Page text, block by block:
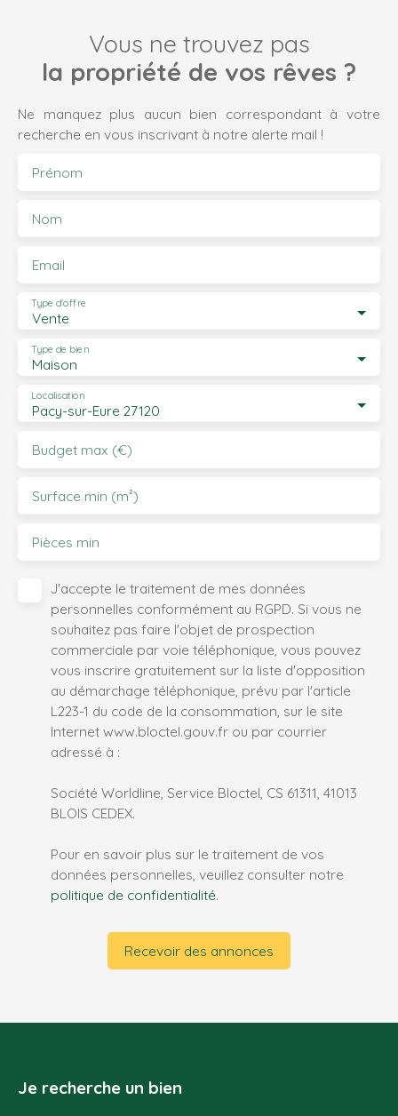
Vous ne trouvez pas
la propriété de vos rêves ?
Ne manquez plus aucun bien correspondant à votre
recherche en vous inscrivant à notre alerte mail !
Prénom
Nom
Email
Vente
Type d'offre
Maison
Type de bien
Pacy-sur-Eure 27120
Localisation
Budget max (€)
Surface min (m²)
Pièces min
J'accepte le traitement de mes données
personnelles conformément au RGPD. Si vous ne
souhaitez pas faire l'objet de prospection
commerciale par voie téléphonique, vous pouvez
vous inscrire gratuitement sur la liste d'opposition
au démarchage téléphonique, prévu par l'article
L223-1 du code de la consommation, sur le site
Internet www.bloctel.gouv.fr ou par courrier
adressé à :
Société Worldline, Service Bloctel, CS 61311, 41013
BLOIS CEDEX.
Pour en savoir plus sur le traitement de vos
données personnelles, veuillez consulter notre
politique de confidentialité.
Recevoir des annonces
Je recherche un bien